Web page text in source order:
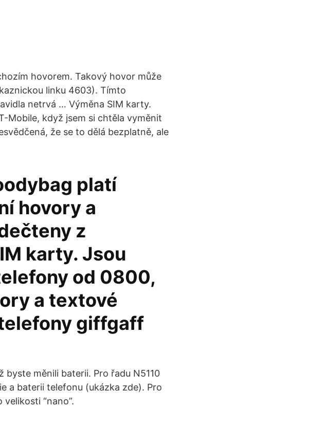
hovorem. Takový hovor může
linku 4603). Tímto
netrvá … Výměna SIM karty.
Mobile, když jsem si chtěla vyměnit
že se to dělá bezplatně, ale
platí
hovory a
z
karty. Jsou
od 0800,
a textové
giffgaff
měnili baterii. Pro řadu N5110
a baterii telefonu (ukázka zde). Pro
“nano”.